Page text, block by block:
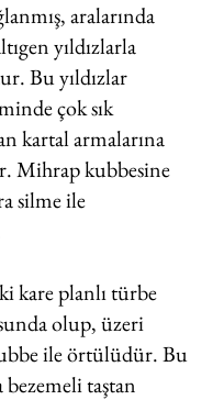
aralarında
yıldızlarla
Bu yıldızlar
çok sık
kartal armalarına
Mihrap kubbesine
silme ile
kare planlı türbe
olup, üzeri
ile örtülüdür. Bu
bezemeli taştan